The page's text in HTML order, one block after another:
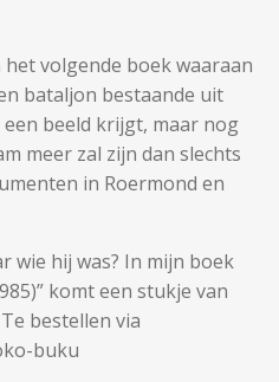
volgende boek waaraan
bataljon bestaande uit
beeld krijgt, maar nog
meer zal zijn dan slechts
in Roermond en
wie hij was? In mijn boek
komt een stukje van
bestellen via
buku